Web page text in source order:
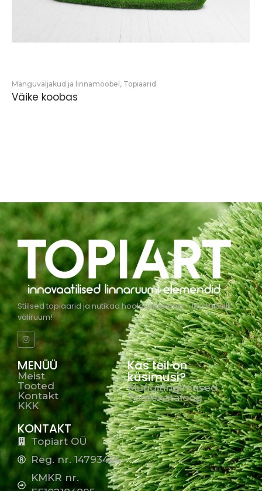
Mänguväljakud ja linnamööbel, Topiaarid
Väike koobas
Stiilsed topiaarid ja nutikad hooldusjaamad – loo täiuslik
väliruum!
MENÜÜ
Meist
Tooted
Kontakt
KKK
Kas teil on
küsimusi?
Müügitingimused
Tootekataloog
KONTAKT
Topiart OÜ
Reg. nr. 14793464
KMKR nr.